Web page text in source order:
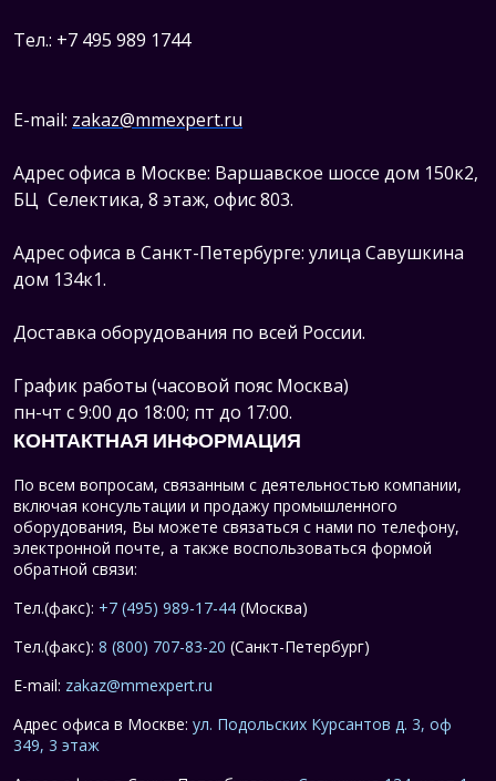
Тел.: +7 495 989 1744
E-mail: zakaz@mmexpert.ru
Адрес офиса в Москве: Варшавское шоссе дом 150к2,
БЦ Селектика, 8 этаж, офис 803.
Адрес офиса в Санкт-Петербурге: улица Савушкина
дом 134к1.
Доставка оборудования по всей России.
График работы (часовой пояс Москва)
пн-чт с 9:00 до 18:00; пт до 17:00.
КОНТАКТНАЯ ИНФОРМАЦИЯ
По всем вопросам, связанным с деятельностью компании,
включая консультации и продажу промышленного
оборудования, Вы можете связаться с нами по телефону,
электронной почте, а также воспользоваться формой
обратной связи:
Тел.(факс): +7 (495) 989-17-44 (Москва)
Тел.(факс): 8 (800) 707-83-20 (Санкт-Петербург)
E-mail: zakaz@mmexpert.ru
Адрес офиса в Москве: ул. Подольских Курсантов д. 3, оф
349, 3 этаж